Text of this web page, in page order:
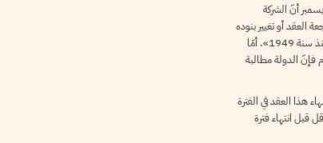
بل أعلن المدير الفنّي للشركة العامة للملاّحات التونسية رياض ماشطة على إذاعة اكبرس أف أم مساء يوم الإثنين 07 ديسمبر أنّ الشركة
العقد أو تغيير بنوده
وقيمة الإستغلال أو الزيادة في نسبة مرابيحها. مضيفا بالحرف الواحد «ما ذنب الشركة في هذا الموضوع مادام السلطات لم تطلب تغيير أي بند منذ سنة 1949». أمّا
تمّت بصفة آلية سنة 2014، لأنه وفق العقد المبرم فإنّ الدولة مطالبة
يمكن انهاء هذا العقد في الفترة
الأطراف المتعاقدة التقدم لإبطال الاتفاق 10 سنوات على الاقل قبل انتهاء فترة